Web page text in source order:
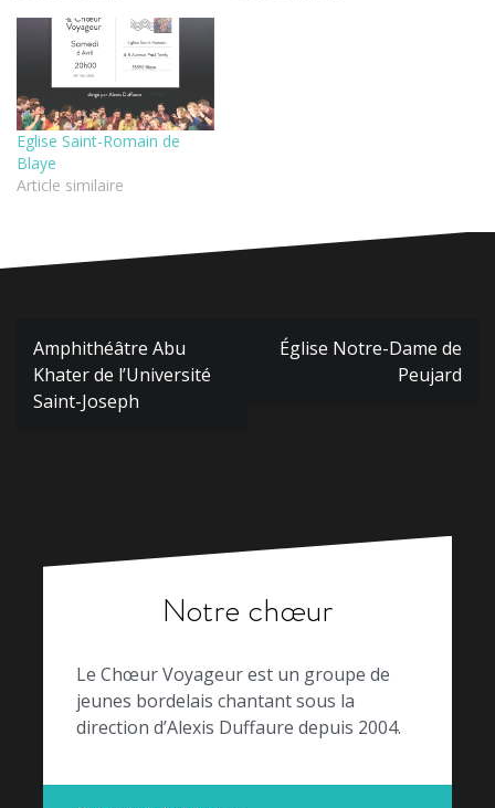
Eglise Saint-Romain de
Blaye
Article similaire
Navigation
de
l’article
Amphithéâtre Abu
Khater de l’Université
Saint-Joseph
Église Notre-Dame de
Peujard
Notre chœur
Le Chœur Voyageur est un groupe de
jeunes bordelais chantant sous la
direction d’Alexis Duffaure depuis 2004.